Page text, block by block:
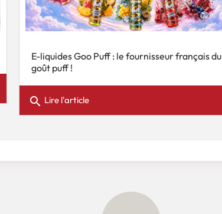
E-liquides Goo Puff : le fournisseur français du
goût puff !
search Lire l'article